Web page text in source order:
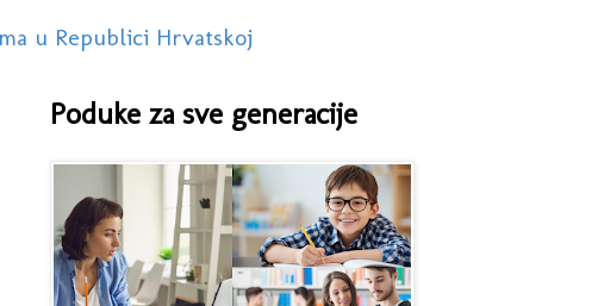
u Republici Hrvatskoj
Poduke za sve generacije